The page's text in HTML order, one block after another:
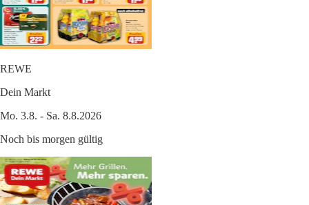
REWE
Dein Markt
Mo. 3.8. - Sa. 8.8.2026
Noch bis morgen gültig